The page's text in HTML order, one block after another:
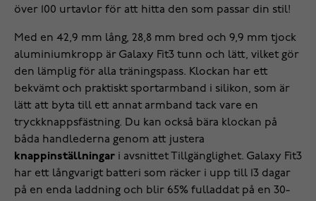
över 100 urtavlor för att hitta den som passar din stil!
Med en 42,9 mm lång, 28,8 mm bred och 9,9 mm tjock
aluminiumkropp är Galaxy Fit3 tunn och lätt, vilket gör
den lämplig för alla träningspass. Klockan har ett
bekvämt och praktiskt sportarmband i silikon, som är
lätt att byta till ett annat armband tack vare en
tryckknappsfästning. Du kan också bära klockan på
båda handlederna genom att justera
knappinställningar i avsnittet Tillgänglighet. Galaxy Fit3
har ett långvarigt batteri som räcker i upp till 13 dagar
på en enda laddning och blir 65% fulladdat på en 30-